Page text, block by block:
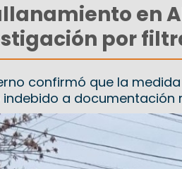
en
por
confirmó que la
a documentación